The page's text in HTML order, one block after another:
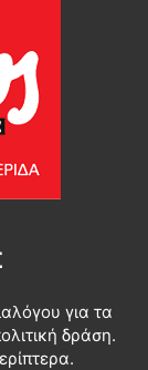
για τα
δράση.